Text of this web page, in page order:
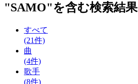
"SAMO"を含む検索結果
すべて
(21件)
曲
(4件)
歌手
(8件)